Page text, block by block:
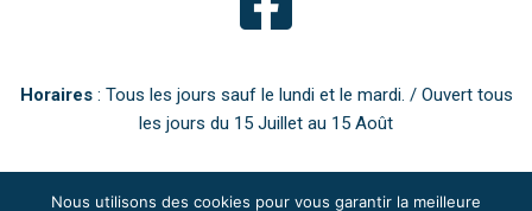
Horaires: Tous les jours sauf le lundi et le mardi. / Ouvert tous
les jours du 15 Juillet au 15 Août
Nous utilisons des cookies pour vous garantir la meilleure